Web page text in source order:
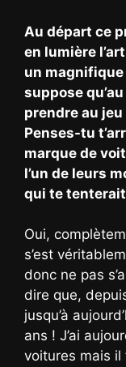
Au départ ce
en lumière
un
suppose
prendre au
Penses-tu
marque de
l’un de leurs
qui te
Oui,
s’est
donc ne pas
dire que,
jusqu’à
ans ! J’ai
voitures mais